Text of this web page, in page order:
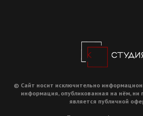
© Сайт носит исключительно
информация, опубликованная на нём, ни
является публичной